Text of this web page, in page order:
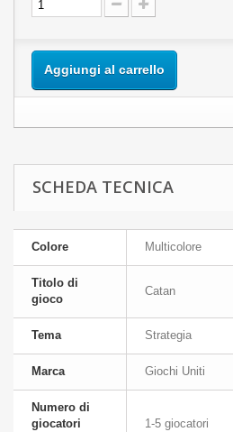
Aggiungi al carrello
SCHEDA TECNICA
Colore Multicolore
Titolo di
gioco
Catan
Tema Strategia
Marca Giochi Uniti
Numero di
giocatori
1-5 giocatori